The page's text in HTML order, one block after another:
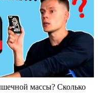
массы? Сколько